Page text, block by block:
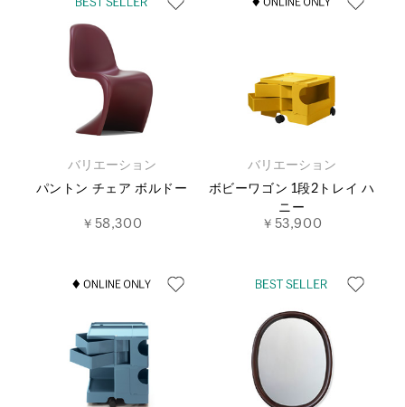
バリエーション
パントン チェア ボルドー
￥58,300
バリエーション
ボビーワゴン 1段2トレイ ハ
ニー
￥53,900